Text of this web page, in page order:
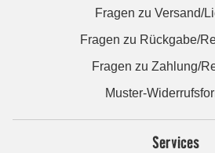
Fragen zu Versand/
Fragen zu Rückgabe/
Fragen zu Zahlung/
Muster-
Services